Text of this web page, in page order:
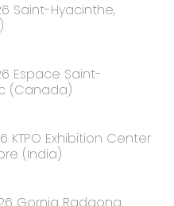
Saint-Hyacinthe,
Espace Saint-
(Canada)
KTPO Exhibition Center
(India)